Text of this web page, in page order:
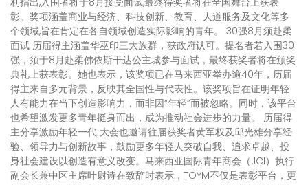
彰。奖项涵盖商业与经济、科技创新、教育、人道服务及文化等多
个领域,旨在肯定在各自领域创造实际影响的青年。 30强8月须赴柔
面试 历届得主涵盖华巫印三大族群，获政府认可。提名者若入围30
强，须于8月赴柔佛依斯干达公主城参与面试，最终获奖者将在颁奖
典礼上获表彰。她也表示，该奖项已在马来西亚举办逾40年，历届
得主来自多元背景，反映其全国性与代表性。该奖项旨在证明年轻
人有能力在当下创造影响力，而非因“年轻”而被忽略。同时，该平台
也希望激发更多青年挺身而出，成为推动社会进步的力量。 历届得
主分享激励年轻一代 大会也邀请往届获奖者黄军权及邱光雄分享经
验、领导力与创新故事，鼓励更多年轻人突破自我、追求卓越、投
身社会建设以创造有意义改变。马来西亚国际青年商会（JCI）执行
副会长兼中区主席叶尉诗在致辞时表示，TOYM不仅是表彰平台，更